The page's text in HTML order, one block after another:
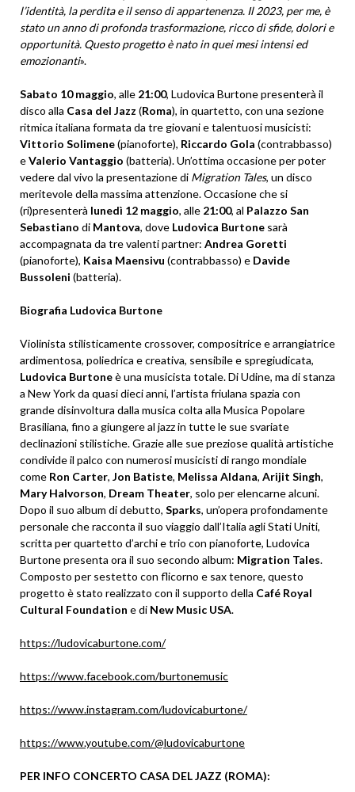
l’identità, la perdita e il senso di appartenenza. Il 2023, per me, è
stato un anno di profonda trasformazione, ricco di sfide, dolori e
opportunità. Questo progetto è nato in quei mesi intensi ed
emozionanti».
Sabato 10 maggio, alle 21:00, Ludovica Burtone presenterà il
disco alla Casa del Jazz (Roma), in quartetto, con una sezione
ritmica italiana formata da tre giovani e talentuosi musicisti:
Vittorio Solimene(pianoforte), Riccardo Gola (contrabbasso)
eValerio Vantaggio (batteria). Un’ottima occasione per poter
vedere dal vivo la presentazione di Migration Tales, un disco
meritevole della massima attenzione. Occasione che si
(ri)presenterà lunedì 12 maggio, alle 21:00, al Palazzo San
Sebastiano di Mantova, dove Ludovica Burtone sarà
accompagnata da tre valenti partner: Andrea Goretti
(pianoforte), Kaisa Maensivu (contrabbasso) e Davide
Bussoleni (batteria).
Biografia Ludovica Burtone
Violinista stilisticamente crossover, compositrice e arrangiatrice
ardimentosa, poliedrica e creativa, sensibile e spregiudicata,
Ludovica Burtoneè una musicista totale. Di Udine, ma di stanza
a New York da quasi dieci anni, l’artista friulana spazia con
grande disinvoltura dalla musica colta alla Musica Popolare
Brasiliana, fino a giungere al jazz in tutte le sue svariate
declinazioni stilistiche. Grazie alle sue preziose qualità artistiche
condivide il palco con numerosi musicisti di rango mondiale
come Ron Carter, Jon Batiste, Melissa Aldana, Arijit Singh,
Mary Halvorson, Dream Theater, solo per elencarne alcuni.
Dopo il suo album di debutto, Sparks, un’opera profondamente
personale che racconta il suo viaggio dall’Italia agli Stati Uniti,
scritta per quartetto d’archi e trio con pianoforte, Ludovica
Burtone presenta ora il suo secondo album: Migration Tales.
Composto per sestetto con flicorno e sax tenore, questo
progetto è stato realizzato con il supporto della Café Royal
Cultural Foundation e di New Music USA.
https://ludovicaburtone.com/
https://www.facebook.com/burtonemusic
https://www.instagram.com/ludovicaburtone/
https://www.youtube.com/@ludovicaburtone
PER INFO CONCERTO CASA DEL JAZZ (ROMA):